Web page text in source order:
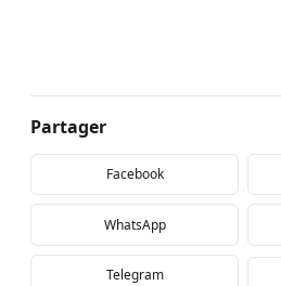
Partager
Facebook
WhatsApp
Telegram